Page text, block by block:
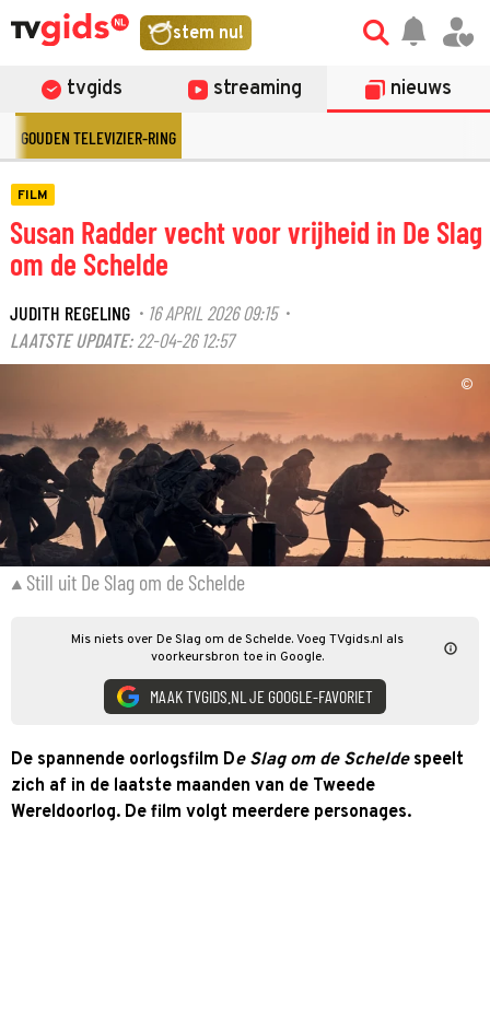
stem nu!
tvgids streaming nieuws
GOUDEN TELEVIZIER-RING
FILM
Susan Radder vecht voor vrijheid in De Slag
om de Schelde
JUDITH REGELING · 16 APRIL 2026 09:15·
LAATSTE UPDATE: 22-04-26 12:57
©
Still uit De Slag om de Schelde
Mis niets over De Slag om de Schelde. Voeg TVgids.nl als
voorkeursbron toe in Google.
MAAK TVGIDS.NL JE GOOGLE-FAVORIET
De spannende oorlogsfilm De Slag om de Schelde speelt
zich af in de laatste maanden van de Tweede
Wereldoorlog. De film volgt meerdere personages.